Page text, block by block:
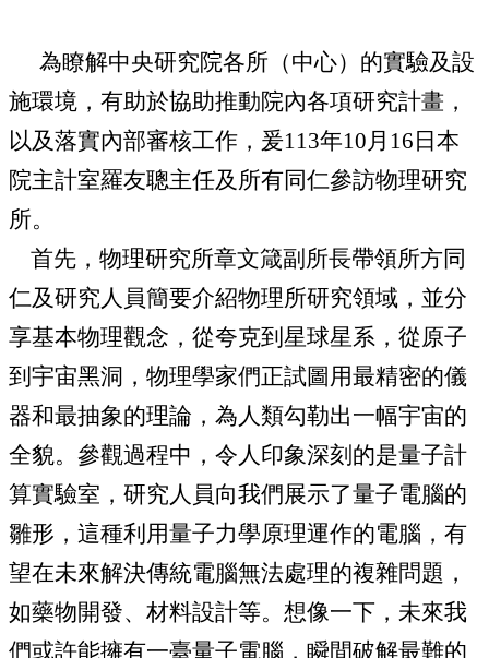
為瞭解中央研究院各所（中心）的實驗及設
施環境，有助於協助推動院內各項研究計畫，
以及落實內部審核工作，爰113年10月16日本
院主計室羅友聰主任及所有同仁參訪物理研究
所。
首先，物理研究所章文箴副所長帶領所方同
仁及研究人員簡要介紹物理所研究領域，並分
享基本物理觀念，從夸克到星球星系，從原子
到宇宙黑洞，物理學家們正試圖用最精密的儀
器和最抽象的理論，為人類勾勒出一幅宇宙的
全貌。參觀過程中，令人印象深刻的是量子計
算實驗室，研究人員向我們展示了量子電腦的
雛形，這種利用量子力學原理運作的電腦，有
望在未來解決傳統電腦無法處理的複雜問題，
如藥物開發、材料設計等。想像一下，未來我
們或許能擁有一臺量子電腦，瞬間破解最難的